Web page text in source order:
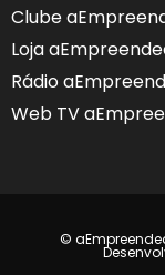
Clube
Loja
Rádio
Web TV
©